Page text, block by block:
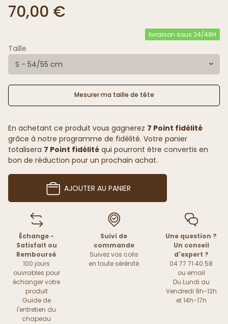
70,00 €
livraison sous 24/48H
Taille
S - 54/55 cm
Mesurer ma taille de tête
En achetant ce produit vous gagnerez 7 Point fidélité
grâce à notre programme de fidélité. Votre panier
totalisera 7 Point fidélité qui pourront être convertis en
bon de réduction pour un prochain achat.
AJOUTER AU PANIER
Échange -
Satisfait ou
Remboursé
100 jours
ouvrables pour
échanger votre
produit
Guide de
l'entretien du
chapeau
Suivi de
commande
Suivez vos colis
en toute sérénité
Une question ?
Un conseil
d'expert ?
04 77 71 40 58
ou email
Du Lundi au
Vendredi 9h-12h
et 14h-17h